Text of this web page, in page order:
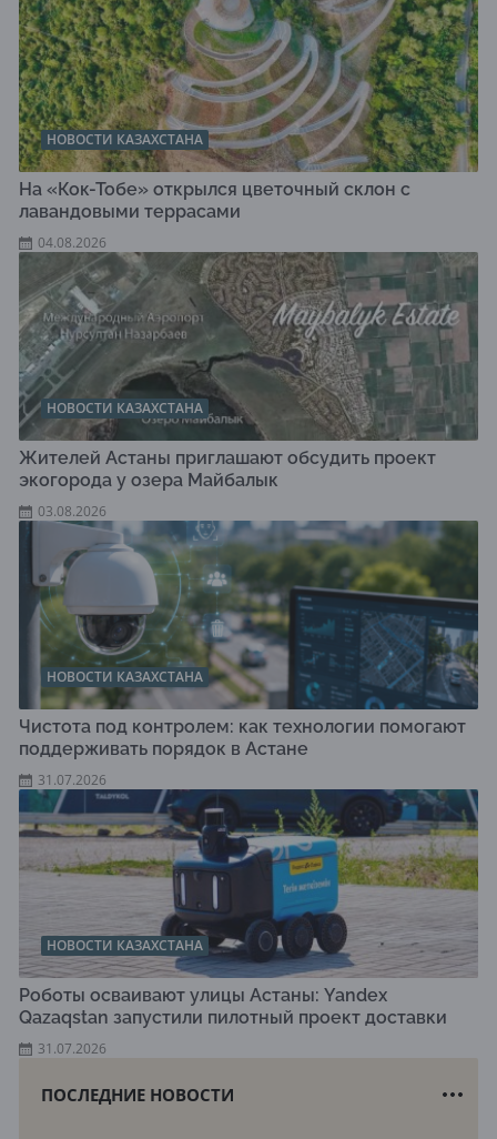
НОВОСТИ КАЗАХСТАНА
На «Кок-Тобе» открылся цветочный склон с
лавандовыми террасами
04.08.2026
НОВОСТИ КАЗАХСТАНА
Жителей Астаны приглашают обсудить проект
экогорода у озера Майбалык
03.08.2026
НОВОСТИ КАЗАХСТАНА
Чистота под контролем: как технологии помогают
поддерживать порядок в Астане
31.07.2026
НОВОСТИ КАЗАХСТАНА
Роботы осваивают улицы Астаны: Yandex
Qazaqstan запустили пилотный проект доставки
31.07.2026
ПОСЛЕДНИЕ НОВОСТИ